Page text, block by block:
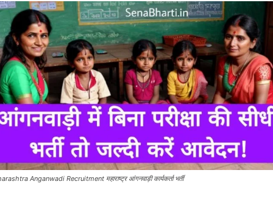
Anganwadi Recruitment महाराष्ट्र आंगनवाड़ी कार्यकर्ता भर्ती